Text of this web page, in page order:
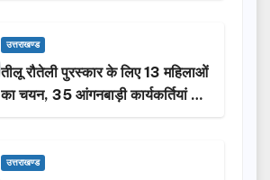
उत्तराखण्ड
तीलू रौतेली पुरस्कार के लिए 13 महिलाओं
का चयन, 35 आंगनबाड़ी कार्यकर्तियां भी
होंगी सम्मानित…
उत्तराखण्ड